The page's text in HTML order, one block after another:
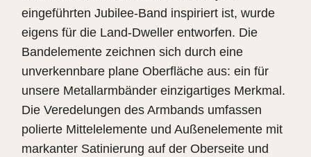
eingeführten Jubilee-Band inspiriert ist, wurde
eigens für die Land-Dweller entworfen. Die
Bandelemente zeichnen sich durch eine
unverkennbare plane Oberfläche aus: ein für
unsere Metallarmbänder einzigartiges Merkmal.
Die Veredelungen des Armbands umfassen
polierte Mittelelemente und Außenelemente mit
markanter Satinierung auf der Oberseite und